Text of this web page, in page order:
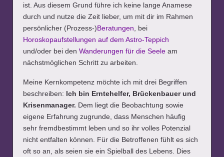
ist. Aus diesem Grund führe ich keine lange Anamese
durch und nutze die Zeit lieber, um mit dir im Rahmen
persönlicher (Prozess-)Beratungen , bei
Horoskopaufstellungen auf dem Astro-Teppich
und/oder bei denWanderungen für die Seele am
nächstmöglichen Schritt zu arbeiten.
Meine Kernkompetenz möchte ich mit drei Begriffen
beschreiben: Ich bin Erntehelfer, Brückenbauer und
Krisenmanager. Dem liegt die Beobachtung sowie
eigene Erfahrung zugrunde, dass Menschen häufig
sehr fremdbestimmt leben und so ihr volles Potenzial
nicht entfalten können. Für die Betroffenen fühlt es sich
oft so an, als seien sie ein Spielball des Lebens. Dies